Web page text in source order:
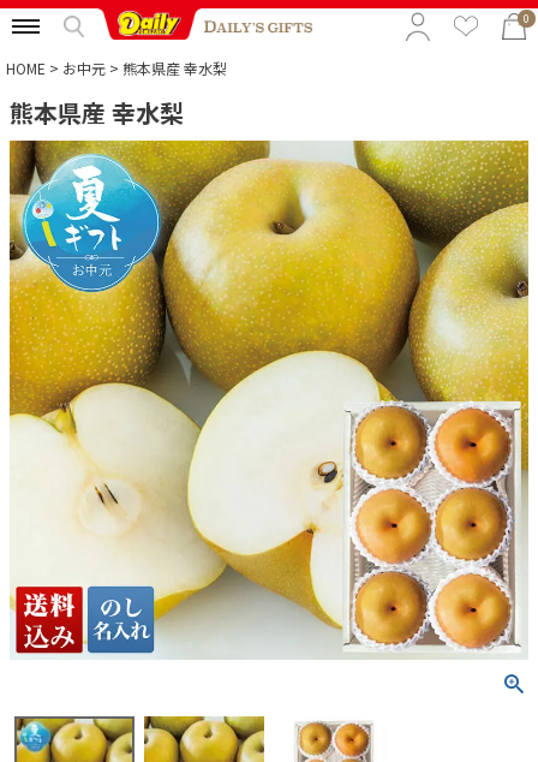
0
特集から選ぶ
予算から選ぶ
カテゴリから選ぶ
贈る相手から選ぶ
HOME お中元 熊本県産 幸水梨
熊本県産 幸水梨